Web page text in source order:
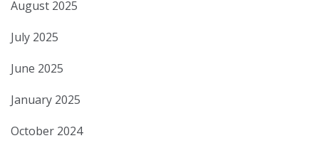
August 2025
July 2025
June 2025
January 2025
October 2024